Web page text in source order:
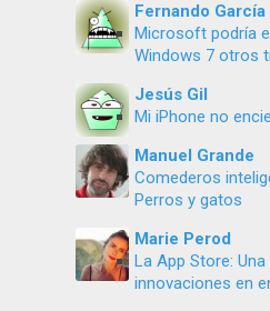
Fernando García
Microsoft podría
Windows 7 otros
Jesús Gil
Mi iPhone no
Manuel Grande
Comederos
Perros y gatos
Marie Perod
La App Store:
innovaciones en